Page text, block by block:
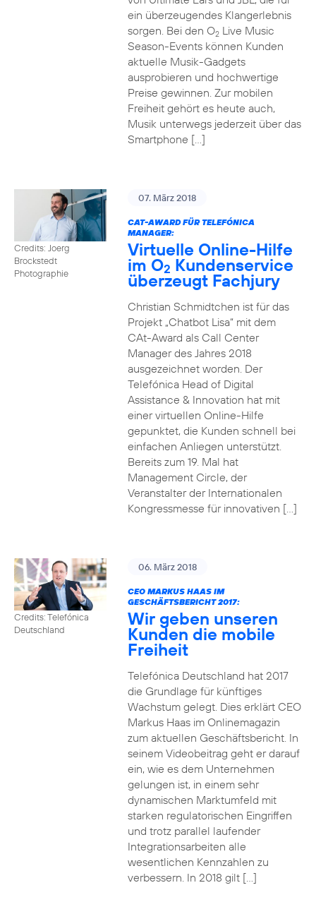
ein überzeugendes Klangerlebnis
sorgen. Bei den O2Live Music
Season-Events können Kunden
aktuelle Musik-Gadgets
ausprobieren und hochwertige
Preise gewinnen. Zur mobilen
Freiheit gehört es heute auch,
Musik unterwegs jederzeit über das
Smartphone […]
Credits: Joerg
Brockstedt
Photographie
07. März 2018
CAT-AWARD FÜR TELEFÓNICA
MANAGER:
Virtuelle Online-Hilfe
im O2 Kundenservice
überzeugt Fachjury
Christian Schmidtchen ist für das
Projekt „Chatbot Lisa“ mit dem
CAt-Award als Call Center
Manager des Jahres 2018
ausgezeichnet worden. Der
Telefónica Head of Digital
Assistance & Innovation hat mit
einer virtuellen Online-Hilfe
gepunktet, die Kunden schnell bei
einfachen Anliegen unterstützt.
Bereits zum 19. Mal hat
Management Circle, der
Veranstalter der Internationalen
Kongressmesse für innovativen […]
Credits: Telefónica
Deutschland
06. März 2018
CEO MARKUS HAAS IM
GESCHÄFTSBERICHT 2017:
Wir geben unseren
Kunden die mobile
Freiheit
Telefónica Deutschland hat 2017
die Grundlage für künftiges
Wachstum gelegt. Dies erklärt CEO
Markus Haas im Onlinemagazin
zum aktuellen Geschäftsbericht. In
seinem Videobeitrag geht er darauf
ein, wie es dem Unternehmen
gelungen ist, in einem sehr
dynamischen Marktumfeld mit
starken regulatorischen Eingriffen
und trotz parallel laufender
Integrationsarbeiten alle
wesentlichen Kennzahlen zu
verbessern. In 2018 gilt […]